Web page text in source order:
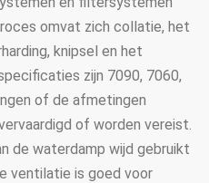
omvat zich collatie, het
knipsel en het
zijn 7090, 7060,
of de afmetingen
of worden vereist.
de waterdamp wijd gebruikt
ventilatie is goed voor